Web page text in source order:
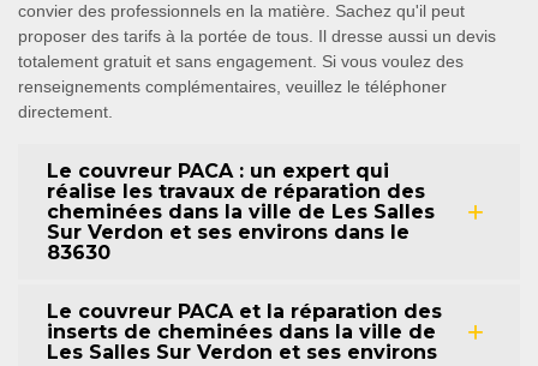
convier des professionnels en la matière. Sachez qu'il peut
proposer des tarifs à la portée de tous. Il dresse aussi un devis
totalement gratuit et sans engagement. Si vous voulez des
renseignements complémentaires, veuillez le téléphoner
directement.
Le couvreur PACA : un expert qui
réalise les travaux de réparation des
cheminées dans la ville de Les Salles
Sur Verdon et ses environs dans le
83630
Le couvreur PACA et la réparation des
inserts de cheminées dans la ville de
Les Salles Sur Verdon et ses environs